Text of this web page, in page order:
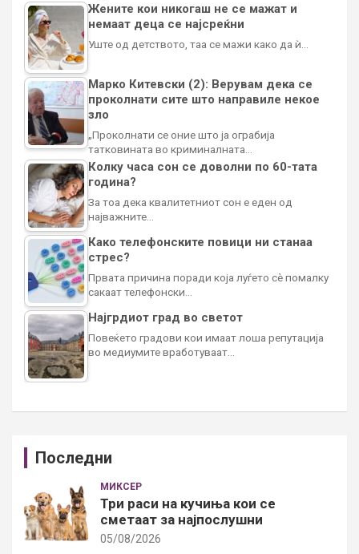
Жените кои никогаш не се мажат и
немаат деца се најсреќни
Уште од детството, таа се мажи како да ѝ…
Марко Китевски (2): Верувам дека се
проколнати сите што направиле некое
зло
„Проколнати се оние што ја ограбија
татковината во криминалната…
Колку часа сон се доволни по 60-тата
година?
За тоа дека квалитетниот сон е еден од
најважните…
Како телефонските повици ни станаа
стрес?
Првата причина поради која луѓето сè помалку
сакаат телефонски…
Најгрдиот град во светот
Повеќето градови кои имаат лоша репутација
во медиумите вработуваат…
Последни
МИКСЕР
Три раси на кучиња кои се
сметаат за најпослушни
05/08/2026